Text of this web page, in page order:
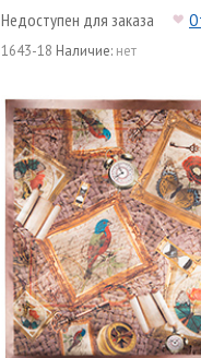
Недоступен для заказа
1643-18 Наличие: нет